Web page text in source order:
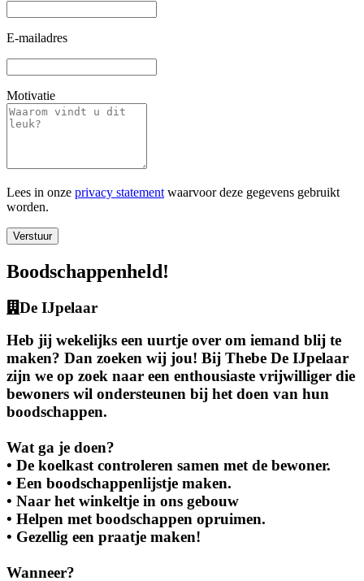
E-mailadres
Motivatie
Lees in onze privacy statement waarvoor deze gegevens gebruikt
worden.
Verstuur
Boodschappenheld!
De IJpelaar
Heb jij wekelijks een uurtje over om iemand blij te
maken? Dan zoeken wij jou! Bij Thebe De IJpelaar
zijn we op zoek naar een enthousiaste vrijwilliger die
bewoners wil ondersteunen bij het doen van hun
boodschappen.
Wat ga je doen?
• De koelkast controleren samen met de bewoner.
• Een boodschappenlijstje maken.
• Naar het winkeltje in ons gebouw
• Helpen met boodschappen opruimen.
• Gezellig een praatje maken!
Wanneer?